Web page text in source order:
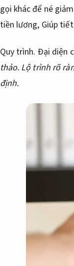
gọi khác để né
tiền lương, Giúp
Quy trình. Đại diện
thảo. Lộ trình rõ
định.